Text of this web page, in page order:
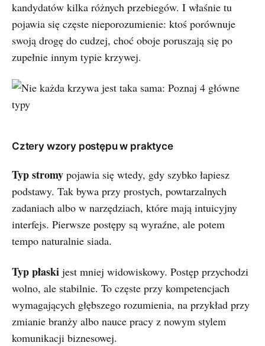
kandydatów kilka różnych przebiegów. I właśnie tu
pojawia się częste nieporozumienie: ktoś porównuje
swoją drogę do cudzej, choć oboje poruszają się po
zupełnie innym typie krzywej.
Cztery wzory postępu w praktyce
Typ stromy pojawia się wtedy, gdy szybko łapiesz
podstawy. Tak bywa przy prostych, powtarzalnych
zadaniach albo w narzędziach, które mają intuicyjny
interfejs. Pierwsze postępy są wyraźne, ale potem
tempo naturalnie siada.
Typ płaski jest mniej widowiskowy. Postęp przychodzi
wolno, ale stabilnie. To częste przy kompetencjach
wymagających głębszego rozumienia, na przykład przy
zmianie branży albo nauce pracy z nowym stylem
komunikacji biznesowej.